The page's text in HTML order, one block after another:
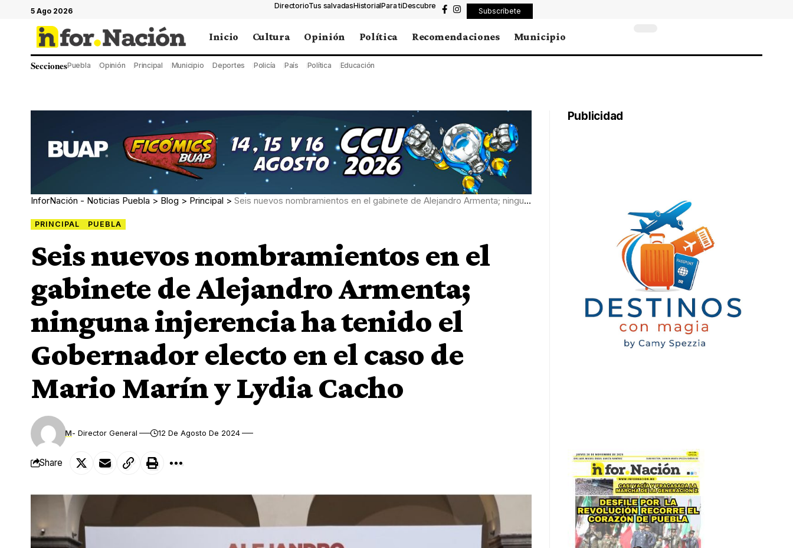
5 Ago 2026
DirectorioTus salvadasHistorialPara tiDescubre
Subscríbete
Inicio Cultura Opinión Política Recomendaciones Municipio
SeccionesPuebla Opinión Principal Municipio Deportes Policía País Política Educación
InforNación - Noticias Puebla > Blog > Principal > Seis nuevos nombramientos en el gabinete de Alejandro Armenta; ninguna injerencia ha tenido el Gobernador electo en el caso de Mario Marín y Lydia Cacho
PRINCIPAL PUEBLA
Seis nuevos nombramientos en el
gabinete de Alejandro Armenta;
ninguna injerencia ha tenido el
Gobernador electo en el caso de
Mario Marín y Lydia Cacho
M- Director General 12 De Agosto De 2024
Share
Publicidad